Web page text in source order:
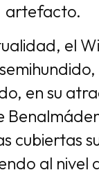
artefacto.
el
en su
cubiertas
al nivel